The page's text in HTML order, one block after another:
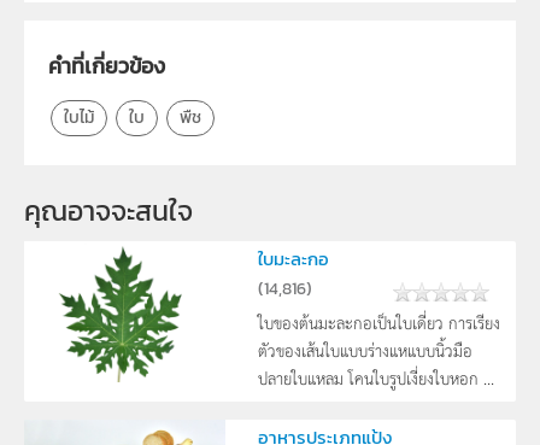
คำที่เกี่ยวข้อง
ใบไม้ ใบ พืช
คุณอาจจะสนใจ
ใบมะละกอ
(14,816)
ใบของต้นมะละกอเป็นใบเดี่ยว การเรียง
ตัวของเส้นใบแบบร่างแหแบบนิ้วมือ
ปลายใบแหลม โคนใบรูปเงี่ยงใบหอก ...
อาหารประเภทแป้ง